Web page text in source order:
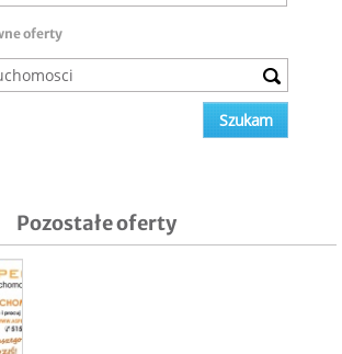
oferty
Pozostałe oferty